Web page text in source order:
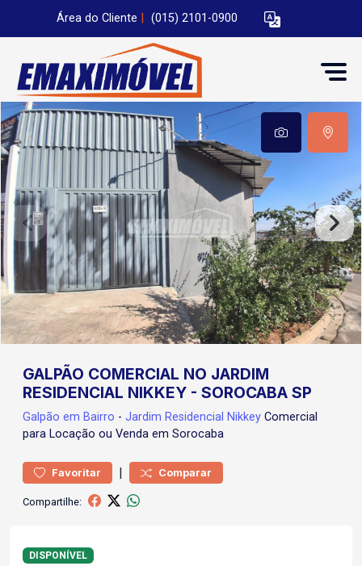
Área do Cliente (015) 2101-0900
GALPÃO COMERCIAL NO JARDIM
RESIDENCIAL NIKKEY - SOROCABA SP
Galpão em Bairro - Jardim Residencial Nikkey Comercial
para Locação ou Venda em Sorocaba
Favoritar | Comparar
Compartilhe:
DISPONÍVEL